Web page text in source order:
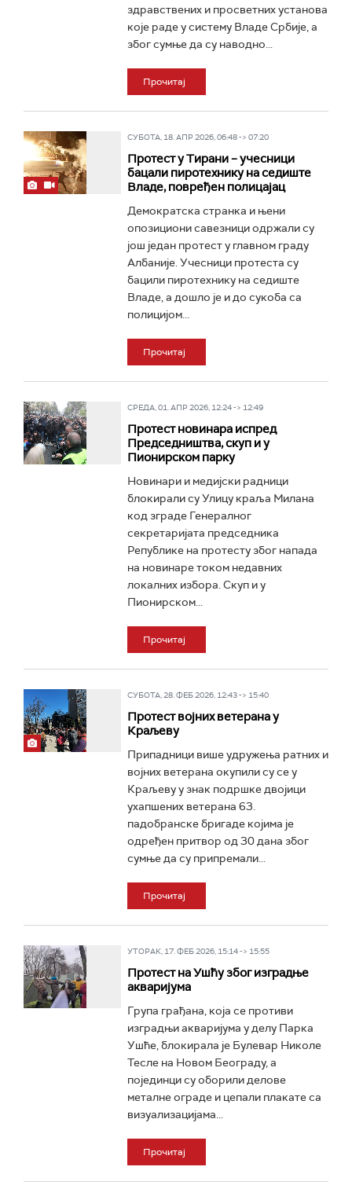
здравствених и просветних установа
које раде у систему Владе Србије, а
због сумње да су наводно...
Прочитај
СУБОТА, 18. АПР 2026, 06:48 -> 07:20
Протест у Тирани – учесници
бацали пиротехнику на седиште
Владе, повређен полицајац
Демократска странка и њени
опозициони савезници одржали су
још један протест у главном граду
Албаније. Учесници протеста су
бацили пиротехнику на седиште
Владе, а дошло је и до сукоба са
полицијом...
Прочитај
СРЕДА, 01. АПР 2026, 12:24 -> 12:49
Протест новинара испред
Председништва, скуп и у
Пионирском парку
Новинари и медијски радници
блокирали су Улицу краља Милана
код зграде Генералног
секретаријата председника
Републике на протесту због напада
на новинаре током недавних
локалних избора. Скуп и у
Пионирском...
Прочитај
СУБОТА, 28. ФЕБ 2026, 12:43 -> 15:40
Протест војних ветерана у
Краљеву
Припадници више удружења ратних и
војних ветерана окупили су се у
Краљеву у знак подршке двојици
ухапшених ветерана 63.
падобранске бригаде којима је
одређен притвор од 30 дана због
сумње да су припремали...
Прочитај
УТОРАК, 17. ФЕБ 2026, 15:14 -> 15:55
Протест на Ушћу због изградње
акваријума
Група грађана, која се противи
изградњи акваријума у делу Парка
Ушће, блокирала је Булевар Николе
Тесле на Новом Београду, а
појединци су оборили делове
металне ограде и цепали плакате са
визуализацијама...
Прочитај